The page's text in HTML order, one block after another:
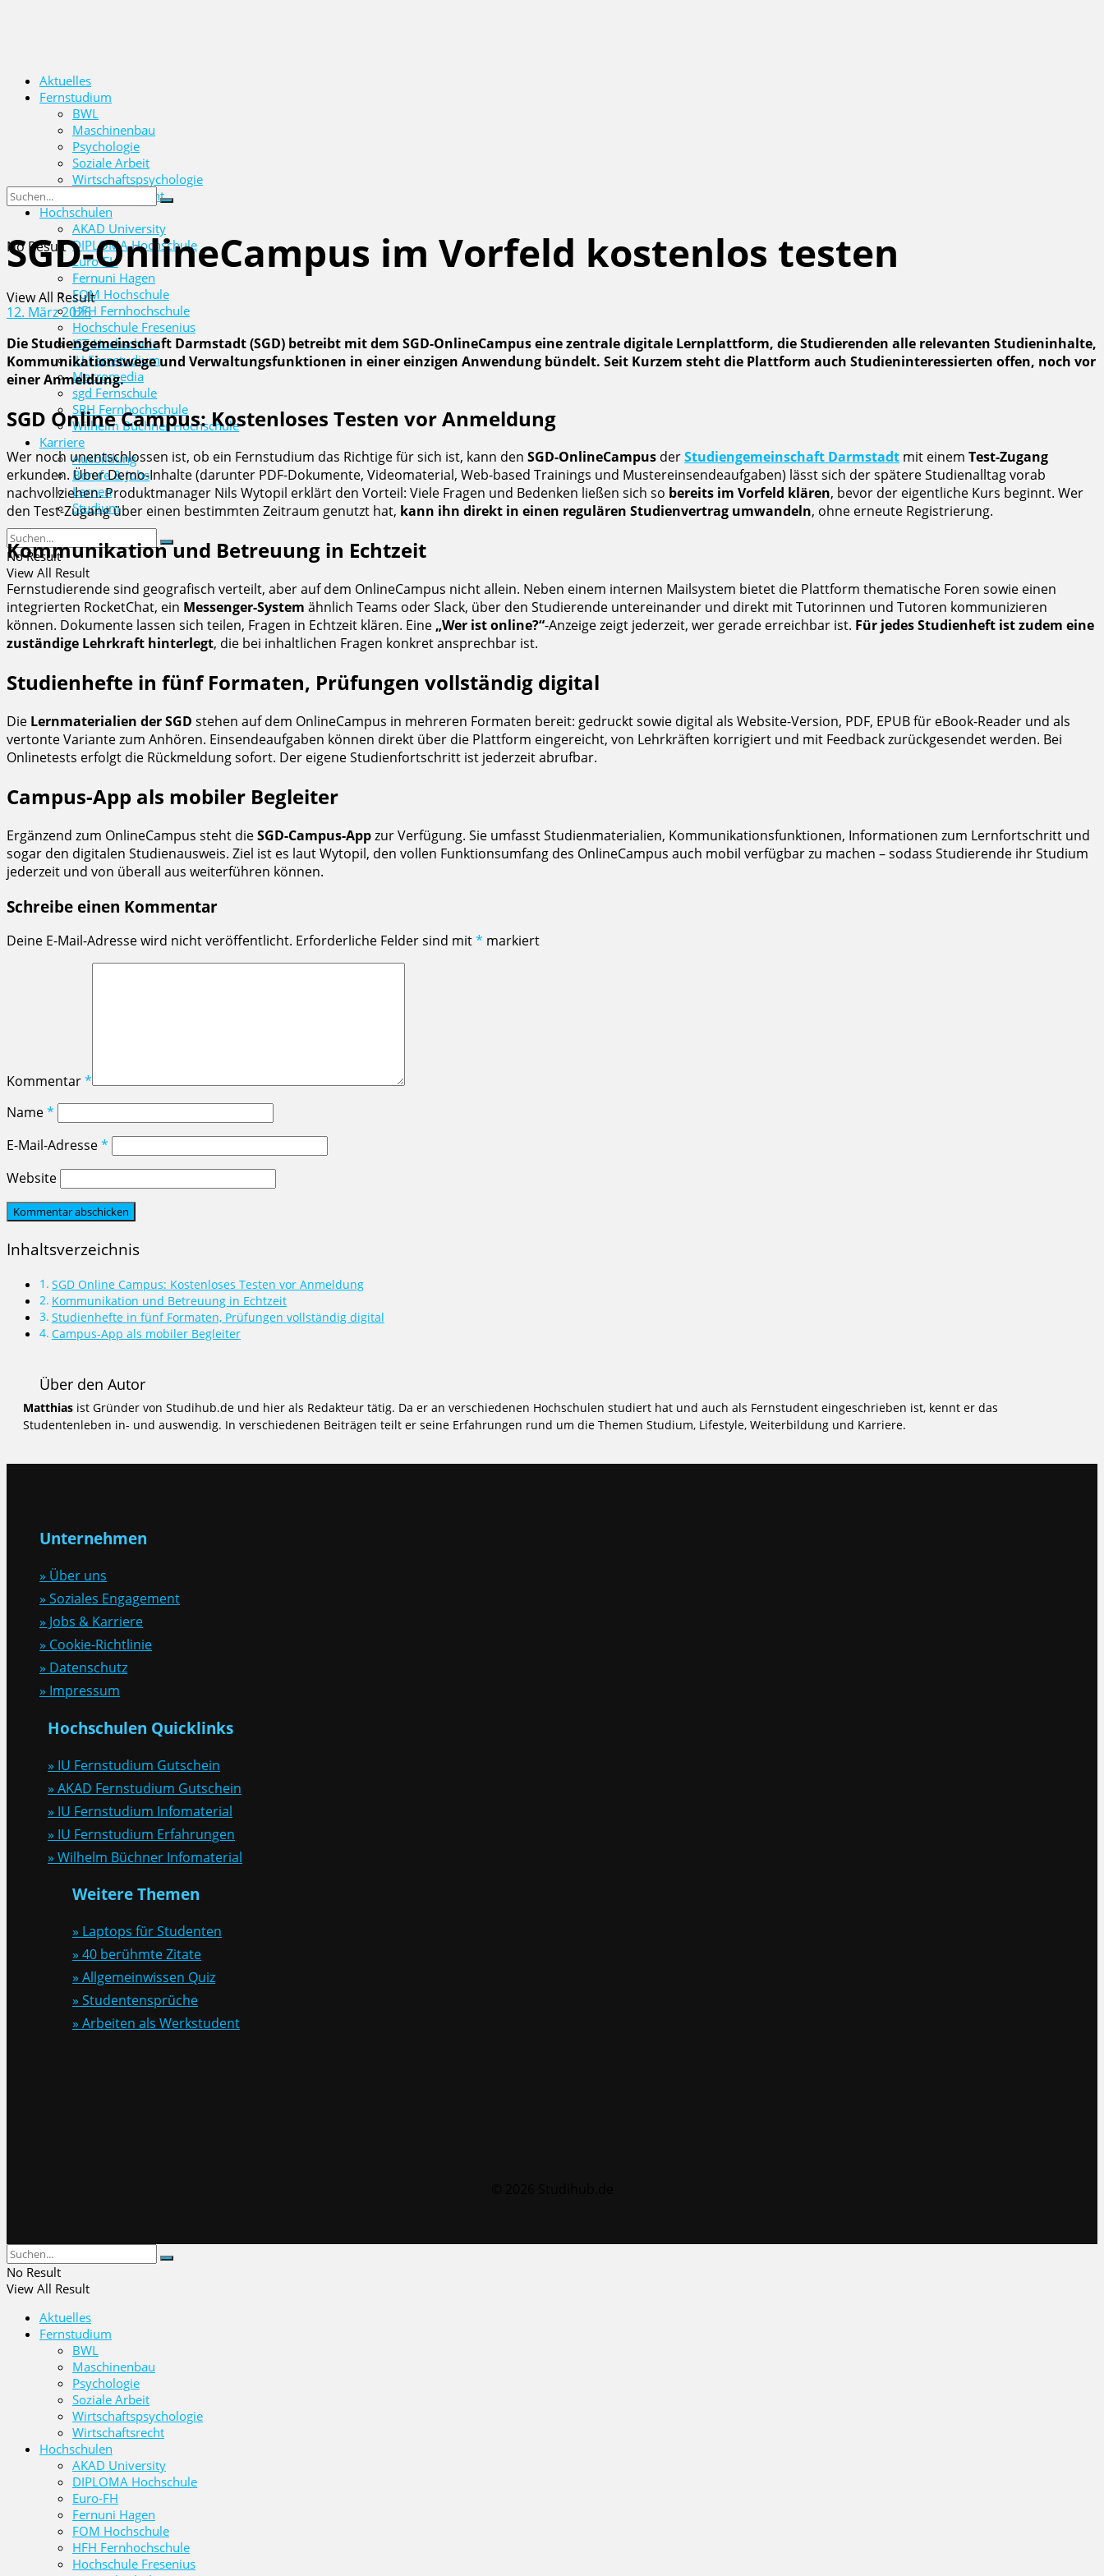
Aktuelles
Fernstudium
BWL
Maschinenbau
Psychologie
Soziale Arbeit
Wirtschaftspsychologie
Wirtschaftsrecht
Hochschulen
AKAD University
DIPLOMA Hochschule
Euro-FH
Fernuni Hagen
FOM Hochschule
HFH Fernhochschule
Hochschule Fresenius
IST-Hochschule
IU Fernstudium
Macromedia
sgd Fernschule
SRH Fernhochschule
Wilhelm Büchner Hochschule
Karriere
Ausbildung
Berufe & Jobs
Lernen
Studium
No Result
View All Result
No Result
View All Result
SGD-OnlineCampus im Vorfeld kostenlos testen
12. März 2026
Die Studiengemeinschaft Darmstadt (SGD) betreibt mit dem SGD-OnlineCampus eine zentrale digitale Lernplattform, die Studierenden alle relevanten Studieninhalte,
Kommunikationswege und Verwaltungsfunktionen in einer einzigen Anwendung bündelt. Seit Kurzem steht die Plattform auch Studieninteressierten offen, noch vor
einer Anmeldung.
SGD Online Campus: Kostenloses Testen vor Anmeldung
Wer noch unentschlossen ist, ob ein Fernstudium das Richtige für sich ist, kann den SGD-OnlineCampus derStudiengemeinschaft Darmstadt mit einem Test-Zugang
erkunden. Über Demo-Inhalte (darunter PDF-Dokumente, Videomaterial, Web-based Trainings und Mustereinsendeaufgaben) lässt sich der spätere Studienalltag vorab
nachvollziehen. Produktmanager Nils Wytopil erklärt den Vorteil: Viele Fragen und Bedenken ließen sich so bereits im Vorfeld klären, bevor der eigentliche Kurs beginnt. Wer
den Test-Zugang über einen bestimmten Zeitraum genutzt hat, kann ihn direkt in einen regulären Studienvertrag umwandeln, ohne erneute Registrierung.
Kommunikation und Betreuung in Echtzeit
Fernstudierende sind geografisch verteilt, aber auf dem OnlineCampus nicht allein. Neben einem internen Mailsystem bietet die Plattform thematische Foren sowie einen
integrierten RocketChat, ein Messenger-System ähnlich Teams oder Slack, über den Studierende untereinander und direkt mit Tutorinnen und Tutoren kommunizieren
können. Dokumente lassen sich teilen, Fragen in Echtzeit klären. Eine „Wer ist online?“-Anzeige zeigt jederzeit, wer gerade erreichbar ist. Für jedes Studienheft ist zudem eine
zuständige Lehrkraft hinterlegt, die bei inhaltlichen Fragen konkret ansprechbar ist.
Studienhefte in fünf Formaten, Prüfungen vollständig digital
Die Lernmaterialien der SGD stehen auf dem OnlineCampus in mehreren Formaten bereit: gedruckt sowie digital als Website-Version, PDF, EPUB für eBook-Reader und als
vertonte Variante zum Anhören. Einsendeaufgaben können direkt über die Plattform eingereicht, von Lehrkräften korrigiert und mit Feedback zurückgesendet werden. Bei
Onlinetests erfolgt die Rückmeldung sofort. Der eigene Studienfortschritt ist jederzeit abrufbar.
Campus-App als mobiler Begleiter
Ergänzend zum OnlineCampus steht dieSGD-Campus-Appzur Verfügung. Sie umfasst Studienmaterialien, Kommunikationsfunktionen, Informationen zum Lernfortschritt und
sogar den digitalen Studienausweis. Ziel ist es laut Wytopil, den vollen Funktionsumfang des OnlineCampus auch mobil verfügbar zu machen – sodass Studierende ihr Studium
jederzeit und von überall aus weiterführen können.
Schreibe einen Kommentar
Deine E-Mail-Adresse wird nicht veröffentlicht. Erforderliche Felder sind mit* markiert
Kommentar*
Name*
E-Mail-Adresse*
Website
Inhaltsverzeichnis
SGD Online Campus: Kostenloses Testen vor Anmeldung
Kommunikation und Betreuung in Echtzeit
Studienhefte in fünf Formaten, Prüfungen vollständig digital
Campus-App als mobiler Begleiter
Über den Autor
Matthias ist Gründer von Studihub.de und hier als Redakteur tätig. Da er an verschiedenen Hochschulen studiert hat und auch als Fernstudent eingeschrieben ist, kennt er das
Studentenleben in- und auswendig. In verschiedenen Beiträgen teilt er seine Erfahrungen rund um die Themen Studium, Lifestyle, Weiterbildung und Karriere.
Unternehmen
» Über uns
» Soziales Engagement
» Jobs & Karriere
» Cookie-Richtlinie
» Datenschutz
» Impressum
Hochschulen Quicklinks
» IU Fernstudium Gutschein
» AKAD Fernstudium Gutschein
» IU Fernstudium Infomaterial
» IU Fernstudium Erfahrungen
» Wilhelm Büchner Infomaterial
Weitere Themen
» Laptops für Studenten
» 40 berühmte Zitate
» Allgemeinwissen Quiz
» Studentensprüche
» Arbeiten als Werkstudent
No Result
View All Result
Aktuelles
Fernstudium
BWL
Maschinenbau
Psychologie
Soziale Arbeit
Wirtschaftspsychologie
Wirtschaftsrecht
Hochschulen
AKAD University
DIPLOMA Hochschule
Euro-FH
Fernuni Hagen
FOM Hochschule
HFH Fernhochschule
Hochschule Fresenius